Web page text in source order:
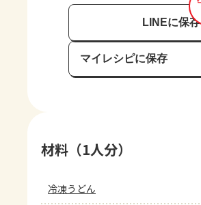
LINEに保存
マイレシピに保存
保存済み
材料（1人分）
冷凍うどん